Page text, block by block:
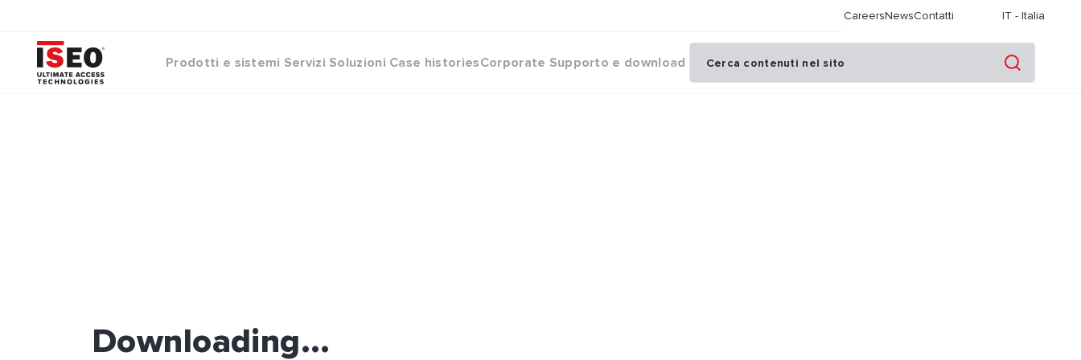
CareersNewsContatti IT - Italia
Prodotti e sistemi Servizi Soluzioni Case historiesCorporate Supporto e download
Downloading...